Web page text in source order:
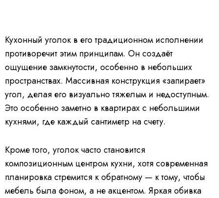
Кухонный уголок в его традиционном исполнении
противоречит этим принципам. Он создаёт
ощущение замкнутости, особенно в небольших
пространствах. Массивная конструкция «запирает»
угол, делая его визуально тяжелым и недоступным.
Это особенно заметно в квартирах с небольшими
кухнями, где каждый сантиметр на счету.
Кроме того, уголок часто становится
композиционным центром кухни, хотя современная
планировка стремится к обратному — к тому, чтобы
мебель была фоном, а не акцентом. Яркая обивка